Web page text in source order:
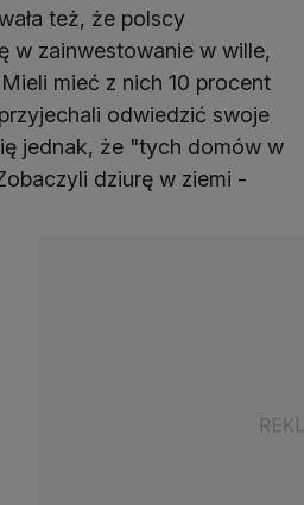
też, że polscy
w zainwestowanie w wille,
mieć z nich 10 procent
odwiedzić swoje
jednak, że "tych domów w
dziurę w ziemi -